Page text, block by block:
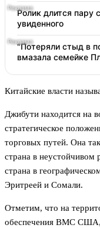
Ролик длится пару
увиденного
"Потеряли стыд в
вмазала семейке
Китайские власти
Джибути находится на
стратегическое
торговых путей. Она
страна в неустойчивом
страна в
Эритреей и Сомали.
Отметим, что на
обеспечения ВМС